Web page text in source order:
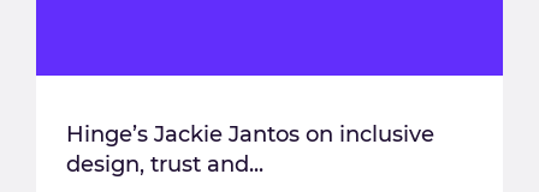
Hinge’s Jackie Jantos on inclusive
design, trust and...